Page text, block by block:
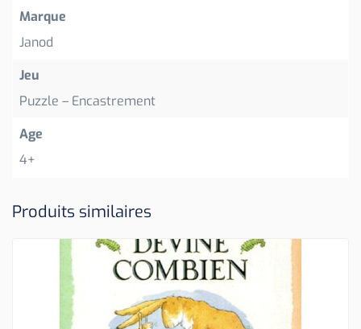
Marque
Janod
Jeu
Puzzle – Encastrement
Age
4+
Produits similaires